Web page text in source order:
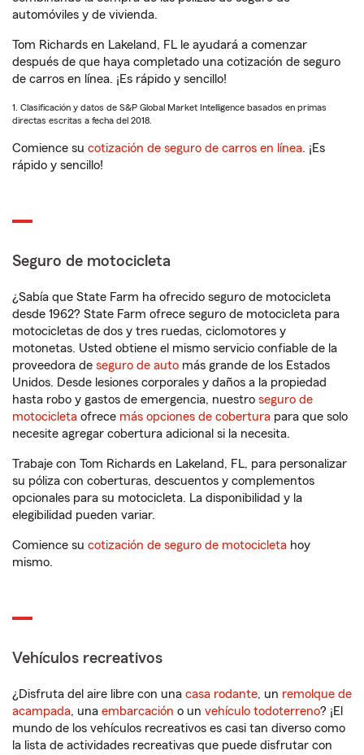
automóviles y de vivienda.
Tom Richards en Lakeland, FL le ayudará a comenzar
después de que haya completado una cotización de seguro
de carros en línea. ¡Es rápido y sencillo!
1. Clasificación y datos de S&P Global Market Intelligence basados en primas
directas escritas a fecha del 2018.
Comience su cotización de seguro de carros en línea. ¡Es
rápido y sencillo!
Seguro de motocicleta
¿Sabía que State Farm ha ofrecido seguro de motocicleta
desde 1962? State Farm ofrece seguro de motocicleta para
motocicletas de dos y tres ruedas, ciclomotores y
motonetas. Usted obtiene el mismo servicio confiable de la
proveedora de seguro de auto más grande de los Estados
Unidos. Desde lesiones corporales y daños a la propiedad
hasta robo y gastos de emergencia, nuestro seguro de
motocicleta ofrece más opciones de cobertura para que solo
necesite agregar cobertura adicional si la necesita.
Trabaje con Tom Richards en Lakeland, FL, para personalizar
su póliza con coberturas, descuentos y complementos
opcionales para su motocicleta. La disponibilidad y la
elegibilidad pueden variar.
Comience su cotización de seguro de motocicleta hoy
mismo.
Vehículos recreativos
¿Disfruta del aire libre con una casa rodante, un remolque de
acampada, una embarcación o un vehículo todoterreno? ¡El
mundo de los vehículos recreativos es casi tan diverso como
la lista de actividades recreativas que puede disfrutar con